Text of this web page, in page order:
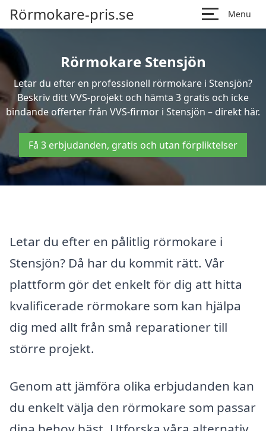
Rörmokare-pris.se Menu
Rörmokare Stensjön
Letar du efter en professionell rörmokare i Stensjön?
Beskriv ditt VVS-projekt och hämta 3 gratis och icke
bindande offerter från VVS-firmor i Stensjön – direkt här.
Få 3 erbjudanden, gratis och utan förpliktelser
Letar du efter en pålitlig rörmokare i
Stensjön? Då har du kommit rätt. Vår
plattform gör det enkelt för dig att hitta
kvalificerade rörmokare som kan hjälpa
dig med allt från små reparationer till
större projekt.
Genom att jämföra olika erbjudanden kan
du enkelt välja den rörmokare som passar